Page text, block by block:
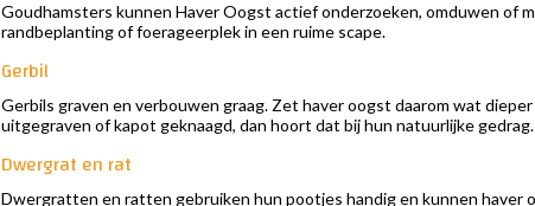
Goudhamsters kunnen Haver Oogst actief onderzoeken, omduwen of
randbeplanting of foerageerplek in een ruime scape.
Gerbil
Gerbils graven en verbouwen graag. Zet haver oogst daarom wat
uitgegraven of kapot geknaagd, dan hoort dat bij hun natuurlijke gedrag.
Dwergrat en rat
Dwergratten en ratten gebruiken hun pootjes handig en kunnen haver